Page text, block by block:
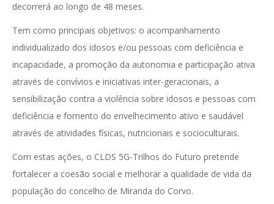
decorrerá ao longo de 48 meses.
Tem como principais objetivos: o acompanhamento
individualizado dos idosos e/ou pessoas com deficiência e
incapacidade, a promoção da autonomia e participação ativa
através de convívios e iniciativas inter-geracionais, a
sensibilização contra a violência sobre idosos e pessoas com
deficiência e fomento do envelhecimento ativo e saudável
através de atividades físicas, nutricionais e socioculturais.
Com estas ações, o CLDS 5G-Trilhos do Futuro pretende
fortalecer a coesão social e melhorar a qualidade de vida da
população do concelho de Miranda do Corvo.